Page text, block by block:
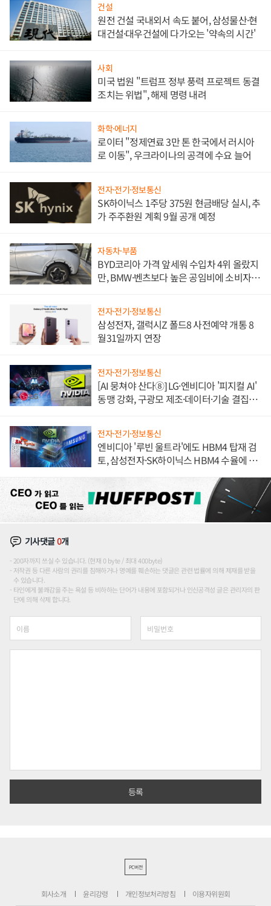
건설
원전 건설 국내외서 속도 붙어, 삼성물산·현
대건설·대우건설에 다가오는 '약속의 시간'
사회
미국 법원 "트럼프 정부 풍력 프로젝트 동결
조치는 위법", 해제 명령 내려
화학·에너지
로이터 "정제연료 3만 톤 한국에서 러시아
로 이동", 우크라이나의 공격에 수요 늘어
전자·전기·정보통신
SK하이닉스 1주당 375원 현금배당 실시, 추
가 주주환원 계획 9월 공개 예정
자동차·부품
BYD코리아 가격 앞세워 수입차 4위 올랐지
만, BMW·벤츠보다 높은 공임비에 소비자
전자·전기·정보통신
삼성전자, 갤럭시Z 폴드8 사전예약 개통 8
월31일까지 연장
전자·전기·정보통신
[AI 뭉쳐야 산다⑧] LG·엔비디아 '피지컬 AI'
동맹 강화, 구광모 제조·데이터·기술 결집
전자·전기·정보통신
엔비디아 '루빈 울트라'에도 HBM4 탑재 검
토, 삼성전자·SK하이닉스 HBM4 수율에 주
기사댓글0개
200자까지 쓰실 수 있습니다. (현재 0 byte / 최대 400byte)
저작권 등 다른 사람의 권리를 침해하거나 명예를 훼손하는 댓글은 관련 법률에 의해 제재를 받을
수 있습니다.
타인에게 불쾌감을 주는 욕설 등 비하하는 단어가 내용에 포함되거나 인신공격성 글은 관리자의 판
단에 의해 삭제 합니다.
PC버전
회사소개 윤리강령 개인정보처리방침 이용자위원회